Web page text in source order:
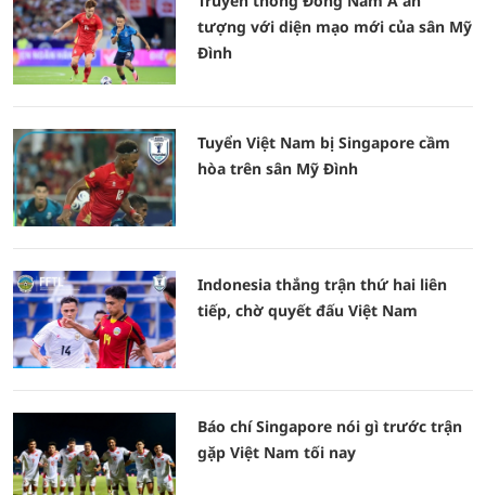
tượng với diện mạo mới của sân Mỹ
Đình
Tuyển Việt Nam bị Singapore cầm
hòa trên sân Mỹ Đình
Indonesia thắng trận thứ hai liên
tiếp, chờ quyết đấu Việt Nam
Báo chí Singapore nói gì trước trận
gặp Việt Nam tối nay